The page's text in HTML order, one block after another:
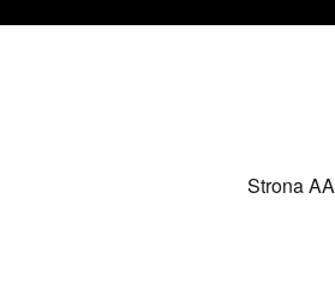
Strona AA